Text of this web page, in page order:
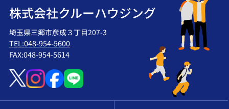
株式会社クルーハウジング
埼玉県三郷市彦成３丁目207-3
TEL:048-954-5600
FAX:048-954-5614